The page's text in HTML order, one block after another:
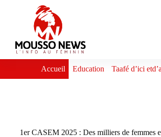
Accueil Education Taafé d’ici
1er CASEM 2025 : Des milliers de femmes